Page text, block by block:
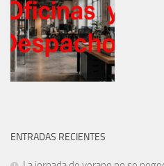
ENTRADAS RECIENTES